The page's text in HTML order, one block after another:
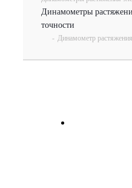
Динамометры
точности
- Динамометр